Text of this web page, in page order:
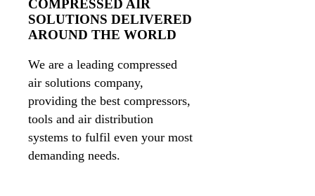
COMPRESSED AIR
SOLUTIONS DELIVERED
AROUND THE WORLD
We are a leading compressed
air solutions company,
providing the best compressors,
tools and air distribution
systems to fulfil even your most
demanding needs.